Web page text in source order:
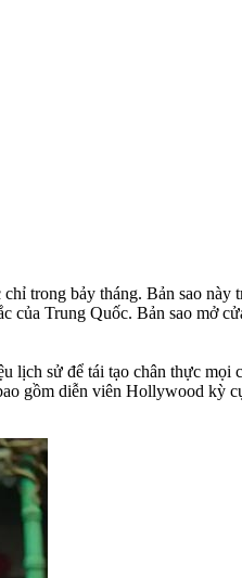
trong bảy tháng. Bản sao này
Trung Quốc. Bản sao mở
lịch sử để tái tạo chân thực mọi
gồm diễn viên Hollywood kỳ